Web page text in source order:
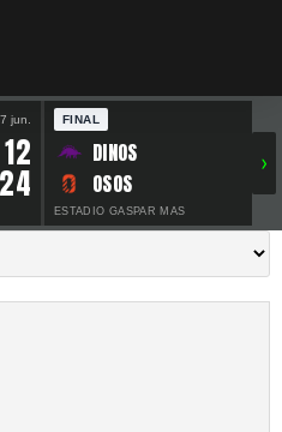
7 jun.
12
24
FINAL
DINOS
OSOS
ESTADIO GASPAR MAS
›